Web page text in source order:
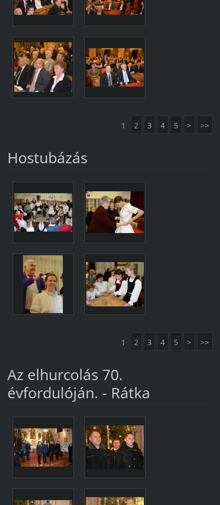
1 2 3 4 5 > >>
Hostubázás
1 2 3 4 5 > >>
Az elhurcolás 70.
évfordulóján. - Rátka